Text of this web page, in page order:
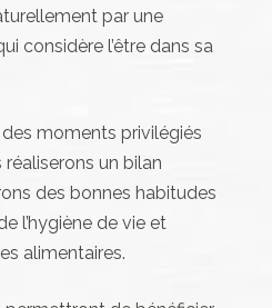
par une
considère l’être dans sa
moments privilégiés
un bilan
des bonnes habitudes
l’hygiène de vie et
alimentaires.